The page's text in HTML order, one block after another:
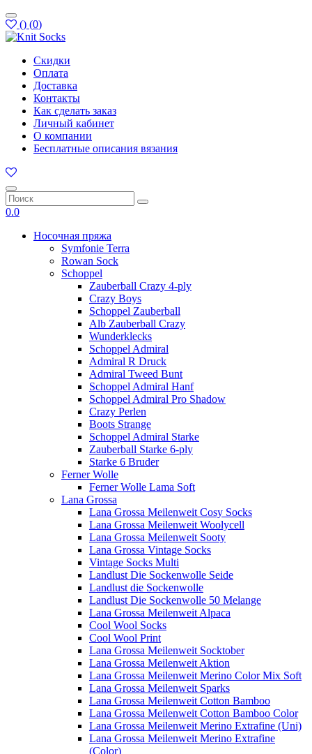
() (0)
Скидки
Оплата
Доставка
Контакты
Как сделать заказ
Личный кабинет
О компании
Бесплатные описания вязания
0.0
Носочная пряжа
Symfonie Terra
Rowan Sock
Schoppel
Zauberball Crazy 4-ply
Crazy Boys
Schoppel Zauberball
Alb Zauberball Crazy
Wunderklecks
Schoppel Admiral
Admiral R Druck
Admiral Tweed Bunt
Schoppel Admiral Hanf
Schoppel Admiral Pro Shadow
Crazy Perlen
Boots Strange
Schoppel Admiral Starke
Zauberball Starke 6-ply
Starke 6 Bruder
Ferner Wolle
Ferner Wolle Lama Soft
Lana Grossa
Lana Grossa Meilenweit Cosy Socks
Lana Grossa Meilenweit Woolycell
Lana Grossa Meilenweit Sooty
Lana Grossa Vintage Socks
Vintage Socks Multi
Landlust Die Sockenwolle Seide
Landlust die Sockenwolle
Landlust Die Sockenwolle 50 Melange
Lana Grossa Meilenweit Alpaca
Cool Wool Socks
Cool Wool Print
Lana Grossa Meilenweit Socktober
Lana Grossa Meilenweit Aktion
Lana Grossa Meilenweit Merino Color Mix Soft
Lana Grossa Meilenweit Sparks
Lana Grossa Meilenweit Cotton Bamboo
Lana Grossa Meilenweit Cotton Bamboo Color
Lana Grossa Meilenweit Merino Extrafine (Uni)
Lana Grossa Meilenweit Merino Extrafine
(Color)